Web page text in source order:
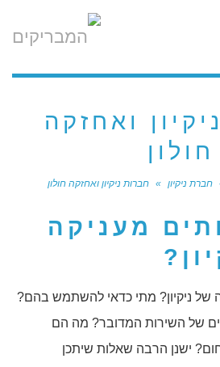
ואחזקה
חולון
חברת ניקיון » חברות ניקיון ואחזקה חולון
מעניקה
של ניקיון? מתי כדאי להשתמש בהם?
של השירות המדובר? מה הם
ישנן הרבה שאלות שיתכן